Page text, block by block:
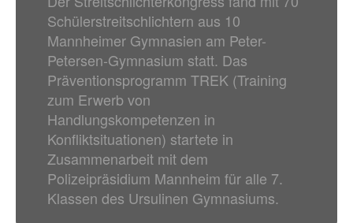
Schülerstreitschlichtern aus 10
Mannheimer Gymnasien am Peter-
Petersen-Gymnasium statt. Das
Präventionsprogramm TREK (Training
zum Erwerb von
Handlungskompetenzen in
Konfliktsituationen) startete in
Zusammenarbeit mit dem
Polizeipräsidium Mannheim für alle 7.
Klassen des Ursulinen Gymnasiums.